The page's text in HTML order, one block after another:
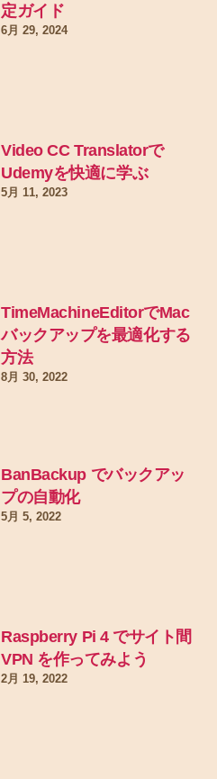
定ガイド
6月 29, 2024
Video CC Translatorで
Udemyを快適に学ぶ
5月 11, 2023
TimeMachineEditorでMac
バックアップを最適化する
方法
8月 30, 2022
BanBackup でバックアッ
プの自動化
5月 5, 2022
Raspberry Pi 4 でサイト間
VPN を作ってみよう
2月 19, 2022